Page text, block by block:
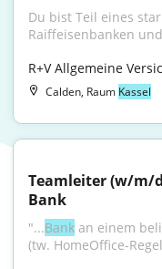
Du bist Teil eines
Raiffeisenbanken
R+V Allgemeine
Calden, Raum Kassel
Teamleiter (w/m/
Bank
"...Bank an einem
(tw. HomeOffice-